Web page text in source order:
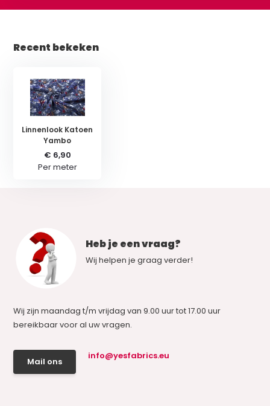
Recent bekeken
Linnenlook Katoen
Yambo
€ 6,90
Per meter
Heb je een vraag?
Wij helpen je graag verder!
Wij zijn maandag t/m vrijdag van 9.00 uur tot 17.00 uur
bereikbaar voor al uw vragen.
Mail ons
info@yesfabrics.eu